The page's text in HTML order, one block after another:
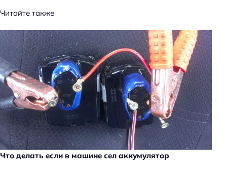
Читайте также
Что делать если в машине сел аккумулятор